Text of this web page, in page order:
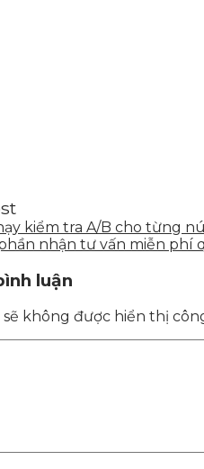
kiểm tra A/B cho từng
nhận tư vấn miễn phí
luận
sẽ không được hiển thị